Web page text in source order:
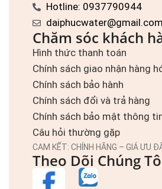
Hotline: 0937790944
daiphucwater@gmail.com
Chăm sóc khách
Hình thức thanh toán
Chính sách giao nhận hàng
Chính sách bảo hành
Chính sách đổi và trả hàng
Chính sách bảo mật thông
Câu hỏi thường gặp
CAM KẾT: CHÍNH HÃNG – GIÁ ƯU
Theo Dõi Chúng